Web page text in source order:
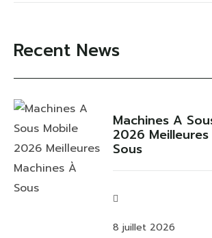
Recent News
Machines A
2026
Sous
8 juillet 2026